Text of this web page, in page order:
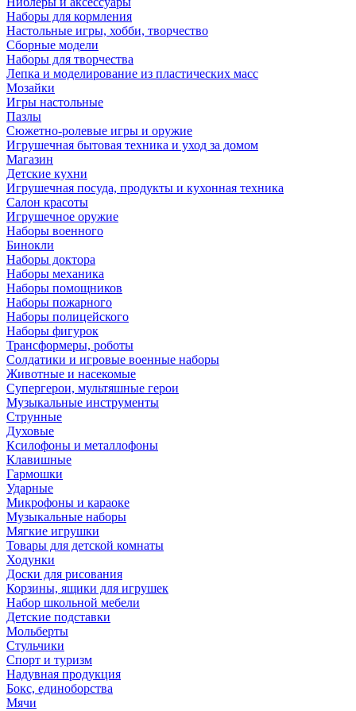
Наборы для кормления
Настольные игры, хобби, творчество
Сборные модели
Наборы для творчества
Лепка и моделирование из пластических масс
Мозайки
Игры настольные
Пазлы
Сюжетно-ролевые игры и оружие
Игрушечная бытовая техника и уход за домом
Магазин
Детские кухни
Игрушечная посуда, продукты и кухонная техника
Салон красоты
Игрушечное оружие
Наборы военного
Бинокли
Наборы доктора
Наборы механика
Наборы помощников
Наборы пожарного
Наборы полицейского
Наборы фигурок
Трансформеры, роботы
Солдатики и игровые военные наборы
Животные и насекомые
Супергерои, мультяшные герои
Музыкальные инструменты
Струнные
Духовые
Ксилофоны и металлофоны
Клавишные
Гармошки
Ударные
Микрофоны и караоке
Музыкальные наборы
Мягкие игрушки
Товары для детской комнаты
Ходунки
Доски для рисования
Корзины, ящики для игрушек
Набор школьной мебели
Детские подставки
Мольберты
Стульчики
Спорт и туризм
Надувная продукция
Бокс, единоборства
Мячи